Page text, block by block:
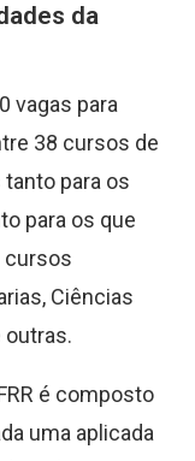
da
vagas para
38 cursos de
para os
para os que
cursos
Ciências
outras.
é composto
uma aplicada